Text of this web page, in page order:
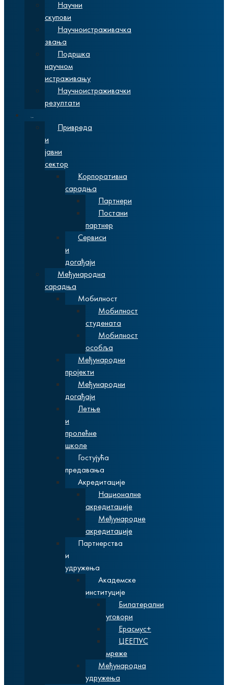
Научни
скупови
Научноистраживачка
звања
Подршка
научном
истраживању
Научноистраживачки
резултати
Привреда
и
јавни
сектор
Корпоративна
сарадња
Партнери
Постани
партнер
Сервиси
и
догађаји
Међународна
сарадња
Мобилност
Мобилност
студената
Мобилност
особља
Међународни
пројекти
Међународни
догађаји
Летње
и
пролећне
школе
Гостујућа
предавања
Акредитације
Националне
акредитације
Међународне
акредитације
Партнерства
и
удружења
Академске
институције
Билатерални
уговори
Ерасмус+
ЦЕЕПУС
мреже
Међународна
удружења